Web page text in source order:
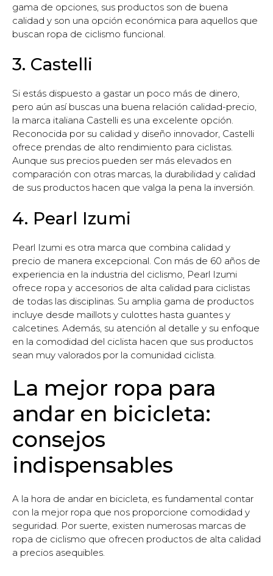
gama de opciones, sus productos son de buena
calidad y son una opción económica para aquellos que
buscan ropa de ciclismo funcional.
3. Castelli
Si estás dispuesto a gastar un poco más de dinero,
pero aún así buscas una buena relación calidad-precio,
la marca italiana Castelli es una excelente opción.
Reconocida por su calidad y diseño innovador, Castelli
ofrece prendas de alto rendimiento para ciclistas.
Aunque sus precios pueden ser más elevados en
comparación con otras marcas, la durabilidad y calidad
de sus productos hacen que valga la pena la inversión.
4. Pearl Izumi
Pearl Izumi es otra marca que combina calidad y
precio de manera excepcional. Con más de 60 años de
experiencia en la industria del ciclismo, Pearl Izumi
ofrece ropa y accesorios de alta calidad para ciclistas
de todas las disciplinas. Su amplia gama de productos
incluye desde maillots y culottes hasta guantes y
calcetines. Además, su atención al detalle y su enfoque
en la comodidad del ciclista hacen que sus productos
sean muy valorados por la comunidad ciclista.
La mejor ropa para
andar en bicicleta:
consejos
indispensables
A la hora de andar en bicicleta, es fundamental contar
con la mejor ropa que nos proporcione comodidad y
seguridad. Por suerte, existen numerosas marcas de
ropa de ciclismo que ofrecen productos de alta calidad
a precios asequibles.